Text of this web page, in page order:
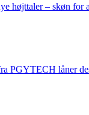
højttaler – skøn for
PGYTECH låner